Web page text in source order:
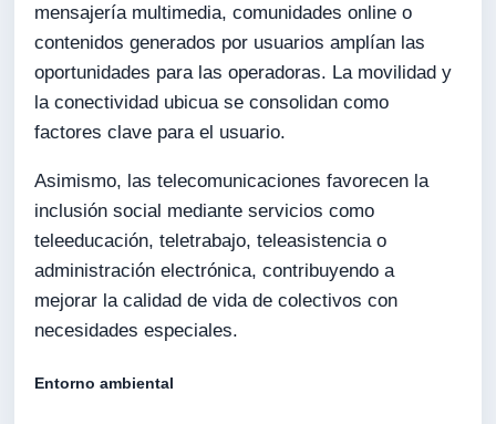
mensajería multimedia, comunidades online o
contenidos generados por usuarios amplían las
oportunidades para las operadoras. La movilidad y
la conectividad ubicua se consolidan como
factores clave para el usuario.
Asimismo, las telecomunicaciones favorecen la
inclusión social mediante servicios como
teleeducación, teletrabajo, teleasistencia o
administración electrónica, contribuyendo a
mejorar la calidad de vida de colectivos con
necesidades especiales.
Entorno ambiental